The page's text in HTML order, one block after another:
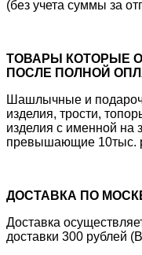
(без учета суммы за
ТОВАРЫ КОТОРЫЕ
ПОСЛЕ ПОЛНОЙ
Шашлычные и
изделия, трости,
изделия с именной на
превышающие 10тыс.
ДОСТАВКА ПО
Доставка
доставки 300